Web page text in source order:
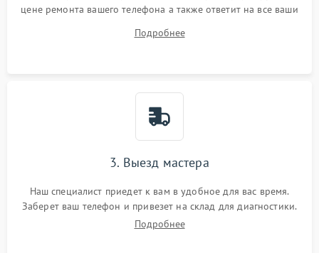
цене ремонта вашего телефона а также ответит на все ваши
Подробнее
3. Выезд мастера
Наш специалист приедет к вам в удобное для вас время.
Заберет ваш телефон и привезет на склад для диагностики.
Подробнее